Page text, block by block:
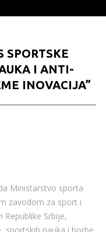
SPORTSKE
I ANTI-
INOVACIJA”
Ministarstvo sporta
zavodom za sport i
Srbije,